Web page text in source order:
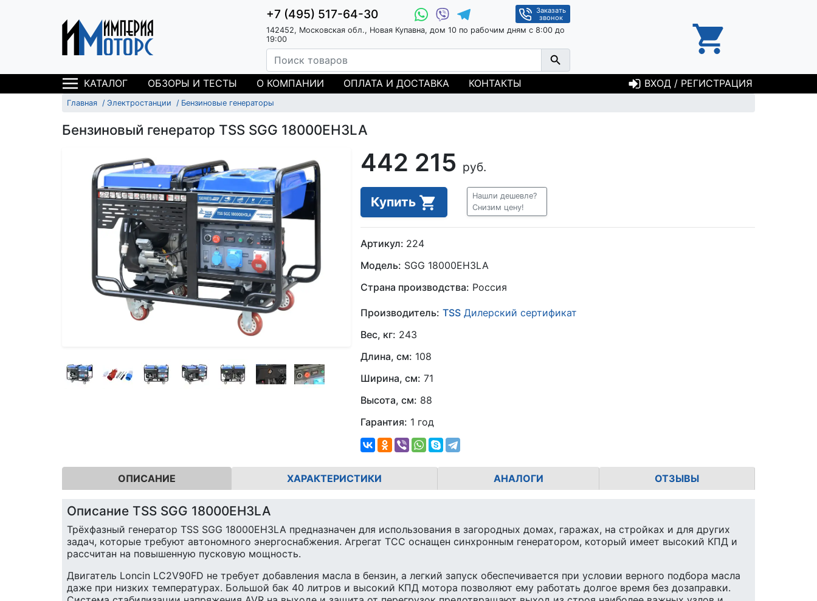
+7 (495) 517-64-30
Заказать
звонок
142452, Московская обл., Новая Купавна, дом 10 по рабочим дням с 8:00 до
19:00
КАТАЛОГ ОБЗОРЫ И ТЕСТЫ О КОМПАНИИ ОПЛАТА И ДОСТАВКА КОНТАКТЫ ВХОД / РЕГИСТРАЦИЯ
Главная Электростанции Бензиновые генераторы
Бензиновый генератор TSS SGG 18000EH3LA
442 215 руб.
Купить
Нашли дешевле?
Снизим цену!
Артикул: 224
Модель: SGG 18000EH3LA
Страна производства: Россия
Производитель: TSS Дилерский сертификат
Вес, кг: 243
Длина, см: 108
Ширина, см: 71
Высота, см: 88
Гарантия: 1 год
ОПИСАНИЕ ХАРАКТЕРИСТИКИ АНАЛОГИ ОТЗЫВЫ
Описание TSS SGG 18000EH3LA
Трёхфазный генератор TSS SGG 18000EH3LA предназначен для использования в загородных домах, гаражах, на стройках и для других
задач, которые требуют автономного энергоснабжения. Агрегат ТСС оснащен синхронным генератором, который имеет высокий КПД и
рассчитан на повышенную пусковую мощность.
Двигатель Loncin LC2V90FD не требует добавления масла в бензин, а легкий запуск обеспечивается при условии верного подбора масла
даже при низких температурах. Большой бак 40 литров и высокий КПД мотора позволяют ему работать долгое время без дозаправки.